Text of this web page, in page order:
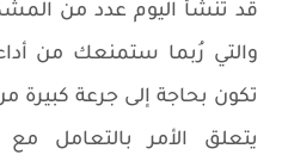
قد تنشأ اليوم عدد من
والتي رُبما ستمنعك من
تكون بحاجة إلى جرعة كبيرة
يتعلق الأمر بالتعامل